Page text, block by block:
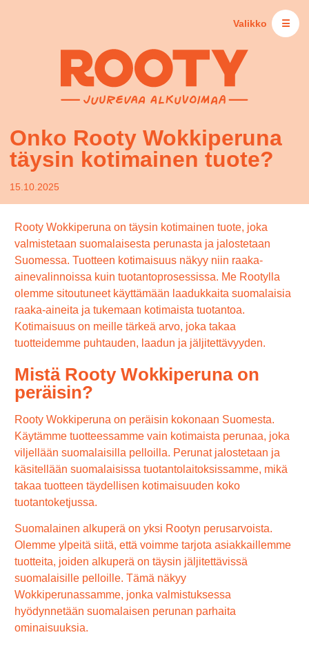
Valikko ☰
Onko Rooty Wokkiperuna
täysin kotimainen tuote?
15.10.2025
Rooty Wokkiperuna on täysin kotimainen tuote, joka
valmistetaan suomalaisesta perunasta ja jalostetaan
Suomessa. Tuotteen kotimaisuus näkyy niin raaka-
ainevalinnoissa kuin tuotantoprosessissa. Me Rootylla
olemme sitoutuneet käyttämään laadukkaita suomalaisia
raaka-aineita ja tukemaan kotimaista tuotantoa.
Kotimaisuus on meille tärkeä arvo, joka takaa
tuotteidemme puhtauden, laadun ja jäljitettävyyden.
Mistä Rooty Wokkiperuna on
peräisin?
Rooty Wokkiperuna on peräisin kokonaan Suomesta.
Käytämme tuotteessamme vain kotimaista perunaa, joka
viljellään suomalaisilla pelloilla. Perunat jalostetaan ja
käsitellään suomalaisissa tuotantolaitoksissamme, mikä
takaa tuotteen täydellisen kotimaisuuden koko
tuotantoketjussa.
Suomalainen alkuperä on yksi Rootyn perusarvoista.
Olemme ylpeitä siitä, että voimme tarjota asiakkaillemme
tuotteita, joiden alkuperä on täysin jäljitettävissä
suomalaisille pelloille. Tämä näkyy
Wokkiperunassamme, jonka valmistuksessa
hyödynnetään suomalaisen perunan parhaita
ominaisuuksia.